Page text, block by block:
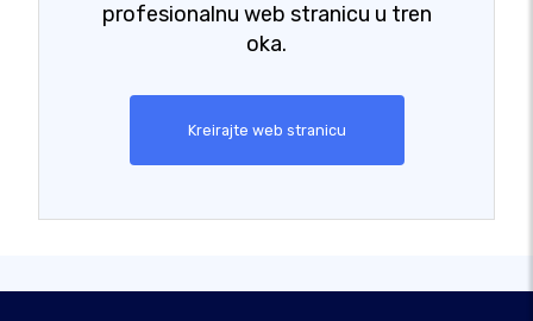
profesionalnu web stranicu u tren
oka.
Kreirajte web stranicu